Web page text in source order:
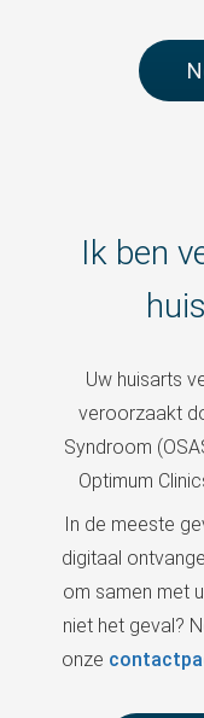
Ik ben
Uw huisarts
veroorzaakt
Syndroom
Optimum
In de meeste
digitaal
om samen met
niet het geval?
onze